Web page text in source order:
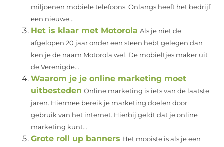
miljoenen mobiele telefoons. Onlangs heeft het bedrijf
een nieuwe...
Het is klaar met Motorola Als je niet de
afgelopen 20 jaar onder een steen hebt gelegen dan
ken je de naam Motorola wel. De mobieltjes maker uit
de Verenigde...
Waarom je je online marketing moet
uitbesteden Online marketing is iets van de laatste
jaren. Hiermee bereik je marketing doelen door
gebruik van het internet. Hierbij geldt dat je online
marketing kunt...
Grote roll up banners Het mooiste is als je een